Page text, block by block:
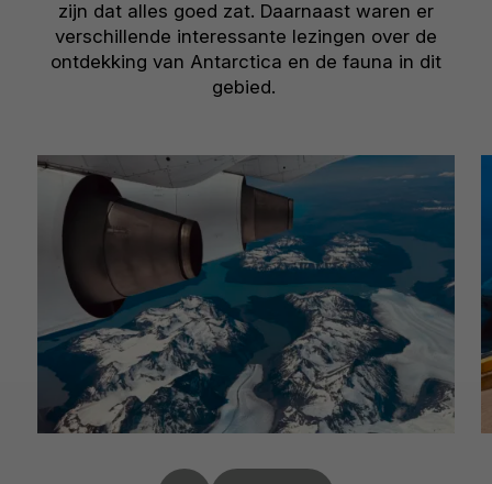
zijn dat alles goed zat. Daarnaast waren er
verschillende interessante lezingen over de
ontdekking van Antarctica en de fauna in dit
gebied.